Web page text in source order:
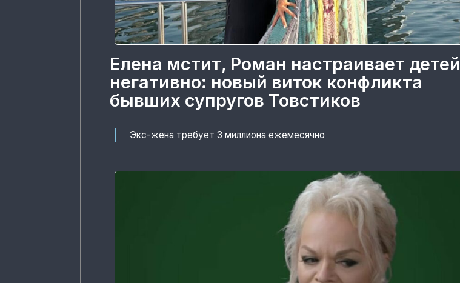
Елена мстит, Роман настраивает детей
негативно: новый виток конфликта
бывших супругов Товстиков
Экс-жена требует 3 миллиона ежемесячно